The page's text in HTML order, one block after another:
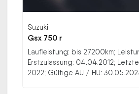
Suzuki
Gsx 750 r
Laufleistung: bis 27200km;
Erstzulassung: 04.04.2012;
2022; Gültige AU / HU: